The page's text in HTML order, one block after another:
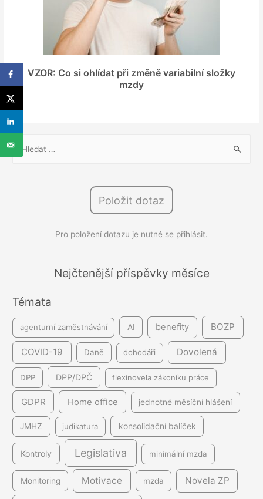
VZOR: Co si ohlídat při změně variabilní složky
mzdy
V
y
í
Položit dotaz
Pro položení dotazu je nutné se přihlásit.
Nejčtenější příspěvky měsíce
Témata
agenturní zaměstnávání AI benefity BOZP
COVID-19 Daně dohodáři Dovolená
DPP DPP/DPČ flexinovela zákoníku práce
GDPR Home office jednotné měsíční hlášení
JMHZ judikatura konsolidační balíček
Kontroly Legislativa minimální mzda
Monitoring Motivace mzda Novela ZP